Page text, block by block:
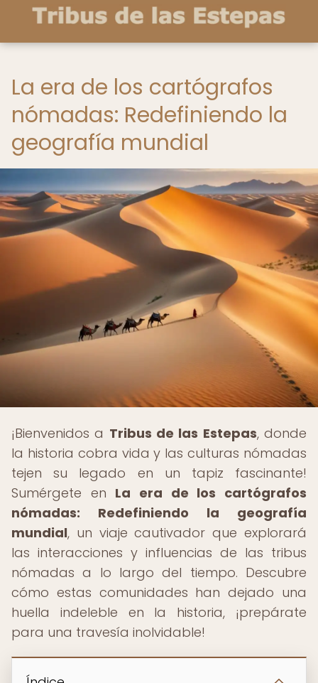
La era de los cartógrafos
nómadas: Redefiniendo la
geografía mundial
¡Bienvenidos a Tribus de las Estepas, donde
la historia cobra vida y las culturas nómadas
tejen su legado en un tapiz fascinante!
Sumérgete en La era de los cartógrafos
nómadas: Redefiniendo la geografía
mundial, un viaje cautivador que explorará
las interacciones y influencias de las tribus
nómadas a lo largo del tiempo. Descubre
cómo estas comunidades han dejado una
huella indeleble en la historia, ¡prepárate
para una travesía inolvidable!